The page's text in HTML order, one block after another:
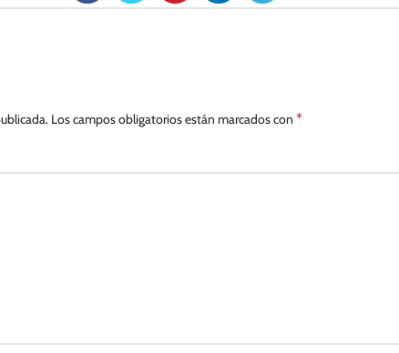
Los campos obligatorios están marcados con *